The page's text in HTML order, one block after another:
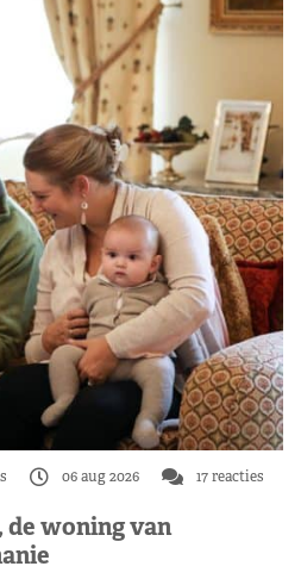
06 aug 2026 17 reacties
de woning van